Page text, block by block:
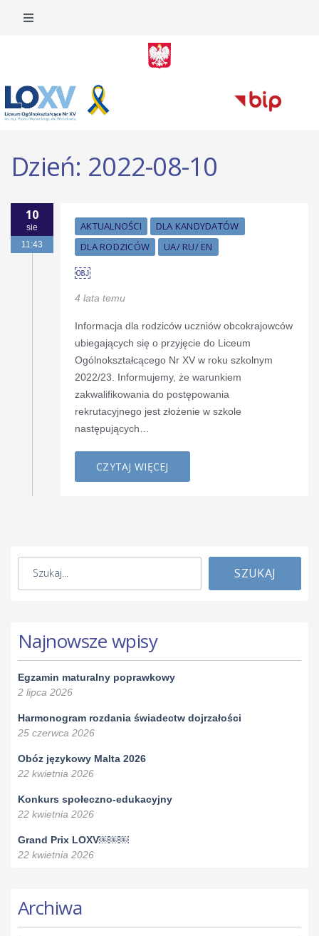
Dzień: 2022-08-10
10
sie
11:43
AKTUALNOŚCI
DLA KANDYDATÓW
DLA RODZICÓW
UA/ RU/ EN
￼
4 lata temu
Informacja dla rodziców uczniów obcokrajowców
ubiegających się o przyjęcie do Liceum
Ogólnokształcącego Nr XV w roku szkolnym
2022/23. Informujemy, że warunkiem
zakwalifikowania do postępowania
rekrutacyjnego jest złożenie w szkole
następujących…
CZYTAJ WIĘCEJ
SZUKAJ
Najnowsze wpisy
Egzamin maturalny poprawkowy
2 lipca 2026
Harmonogram rozdania świadectw dojrzałości
25 czerwca 2026
Obóz językowy Malta 2026
22 kwietnia 2026
Konkurs społeczno-edukacyjny
22 kwietnia 2026
Grand Prix LOXV￼￼￼
22 kwietnia 2026
Archiwa